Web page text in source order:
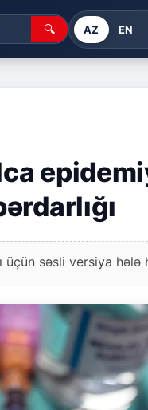
🔍 AZ EN
üçün səsli versiya hələ